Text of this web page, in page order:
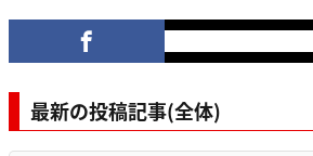
最新の投稿記事(全体)